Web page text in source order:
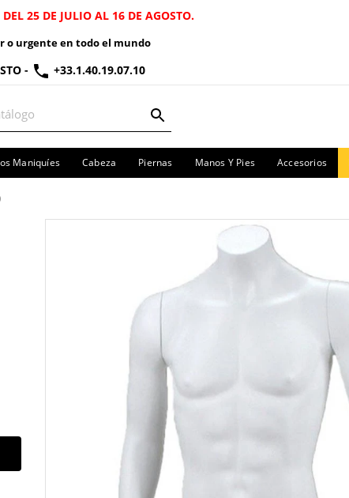
DEL 25 DE JULIO AL 16 DE AGOSTO.
o urgente en todo el mundo
- +33.1.40.19.07.10
Maniquíes Cabeza Piernas Manos Y Pies Accesorios